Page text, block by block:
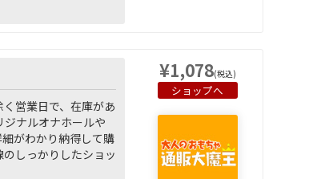
営業日で、在庫があ
ナルオナホールや
がわかり納得して購
しっかりしたショッ
¥1,078(税込)
ショップへ